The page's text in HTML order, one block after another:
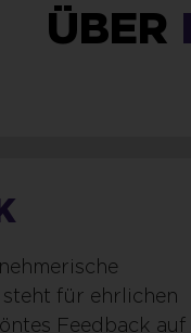
ÜBER
für ehrlichen
Feedback auf